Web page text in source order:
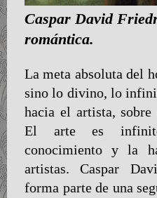
Caspar David
romántica.
La meta absoluta del
sino lo divino, lo
hacia el artista, sobre
El arte es
conocimiento y la
artistas. Caspar
forma parte de una